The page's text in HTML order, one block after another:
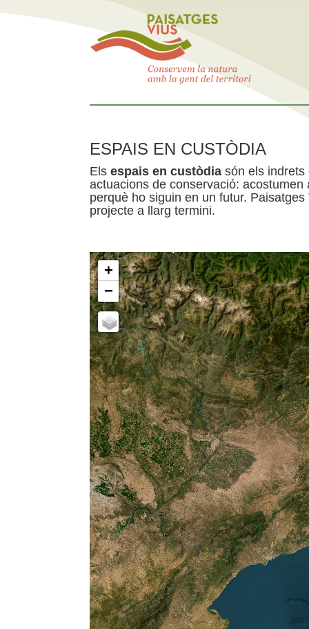
ESPAIS EN CUSTÒDIA
Els espais en custòdia són els indrets
actuacions de conservació:
perquè ho siguin en un futur.
projecte a llarg termini.
+
−